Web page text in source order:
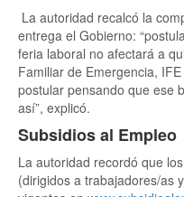
La autoridad recalcó la
entrega el Gobierno:
feria laboral no afectará a
Familiar de Emergencia,
postular pensando que ese
así”, explicó.
Subsidios al Empleo
La autoridad recordó que
(dirigidos a trabajadores/as